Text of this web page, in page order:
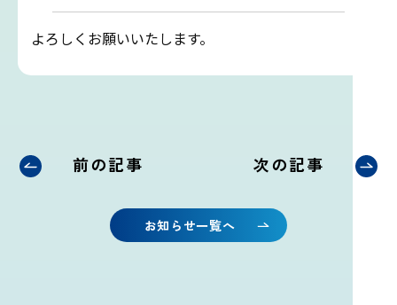
いまふじぃ～さんの部屋
よろしくお願いいたします。
前の記事
お知らせ一覧へ
次の記事